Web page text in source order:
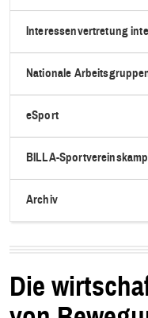
Interessenvertretung
Nationale
eSport
BILLA-
Archiv
Die